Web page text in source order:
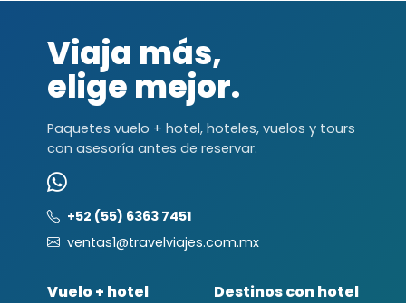
Viaja más,
elige mejor.
Paquetes vuelo + hotel, hoteles, vuelos y tours
con asesoría antes de reservar.
+52 (55) 6363 7451
ventas1@travelviajes.com.mx
Vuelo + hotel Destinos con hotel